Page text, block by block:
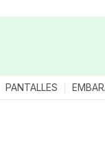
PANTALLES